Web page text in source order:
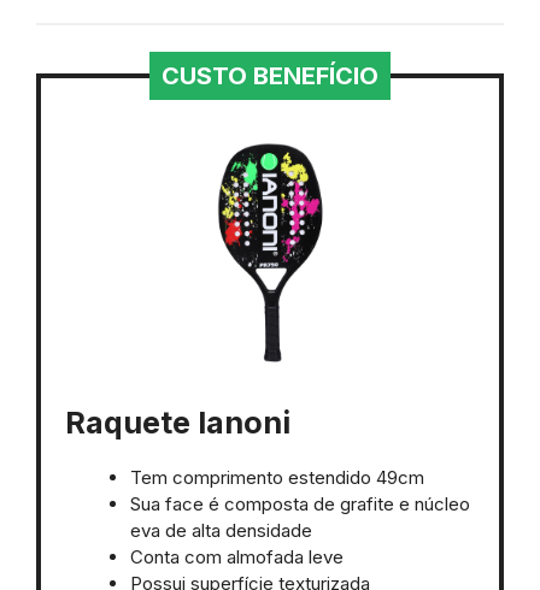
CUSTO BENEFÍCIO
Raquete Ianoni
Tem comprimento estendido 49cm
Sua face é composta de grafite e núcleo
eva de alta densidade
Conta com almofada leve
Possui superfície texturizada